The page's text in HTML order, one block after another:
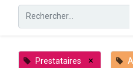
Prestataires
×